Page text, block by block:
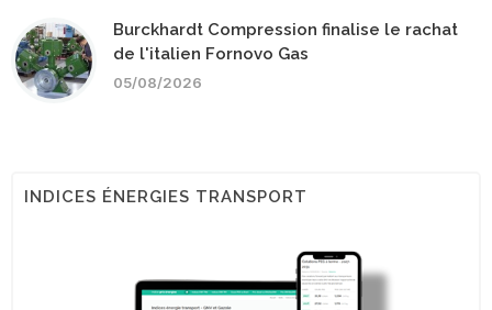
Burckhardt Compression finalise le rachat
de l'italien Fornovo Gas
05/08/2026
INDICES ÉNERGIES TRANSPORT